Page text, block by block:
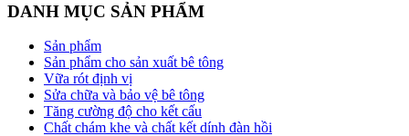
DANH MỤC SẢN PHẨM
Sản phẩm
Sản phẩm cho sản xuất bê tông
Vữa rót định vị
Sửa chữa và bảo vệ bê tông
Tăng cường độ cho kết cấu
Chất chám khe và chất kết dính đàn hồi